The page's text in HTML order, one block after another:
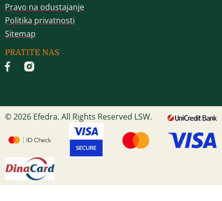
Pravo na odustajanje
Politika privatnosti
Sitemap
PRATITE NAS
© 2026 Efedra. All Rights Reserved LSW.